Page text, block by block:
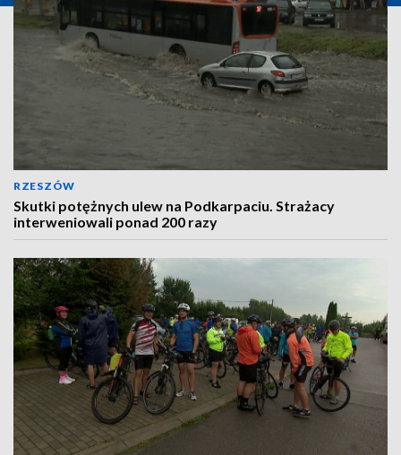
RZESZÓW
Skutki potężnych ulew na Podkarpaciu. Strażacy
interweniowali ponad 200 razy